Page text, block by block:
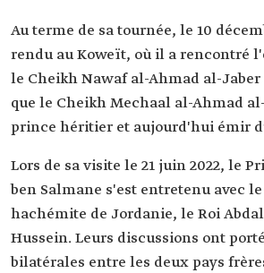
Au terme de sa tournée, le 10
rendu au Koweït, où il a rencontré
le Cheikh Nawaf al-Ahmad al-Jaber
que le Cheikh Mechaal al-Ahmad
prince héritier et aujourd'hui émir
Lors de sa visite le 21 juin 2022, le
ben Salmane s'est entretenu avec
hachémite de Jordanie, le Roi
Hussein. Leurs discussions ont
bilatérales entre les deux pays